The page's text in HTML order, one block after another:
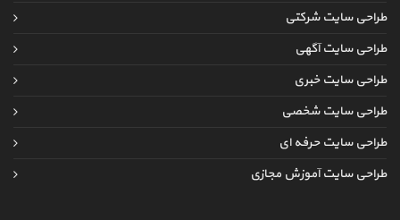
طراحی سایت شرکتی
طراحی سایت آگهی
طراحی سایت خبری
طراحی سایت شخصی
طراحی سایت حرفه ای
طراحی سایت آموزش مجازی